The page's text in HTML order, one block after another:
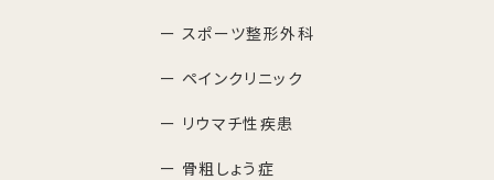
ー スポーツ整形外科
ー ペインクリニック
ー リウマチ性疾患
ー 骨粗しょう症